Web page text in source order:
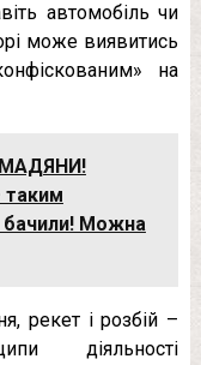
автомобіль чи
може виявитись
на
таким
Можна
рекет і розбій –
діяльності